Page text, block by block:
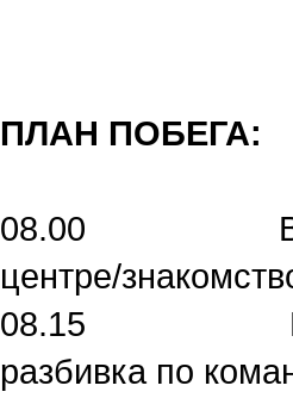
ПЛАН ПОБЕГА:
08.00
центре/
08.15
разбивка по